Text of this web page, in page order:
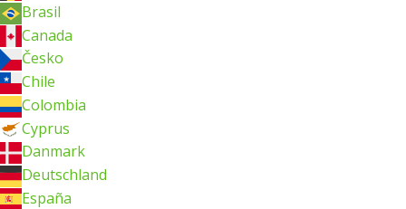
Brasil
Canada
Česko
Chile
Colombia
Cyprus
Danmark
Deutschland
España